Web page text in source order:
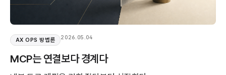
AX OPS 방법론 2026.05.04
MCP는 연결보다 경계다